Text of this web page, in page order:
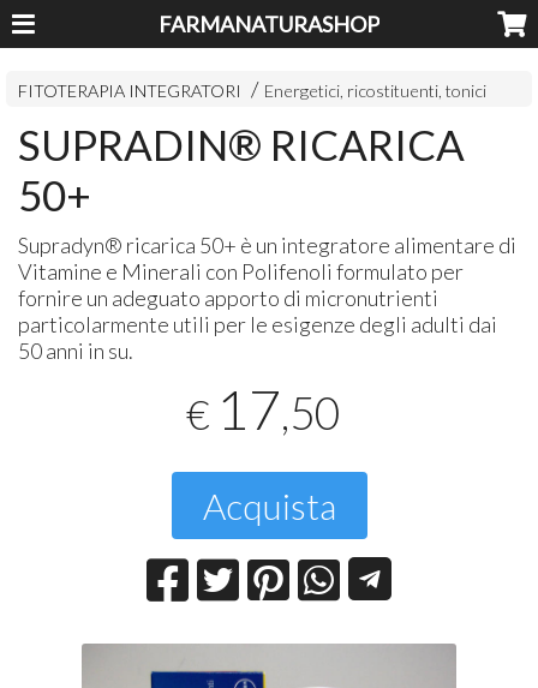
FARMANATURASHOP
FITOTERAPIA INTEGRATORI Energetici, ricostituenti, tonici
SUPRADIN® RICARICA
50+
Supradyn® ricarica 50+ è un integratore alimentare di
Vitamine e Minerali con Polifenoli formulato per
fornire un adeguato apporto di micronutrienti
particolarmente utili per le esigenze degli adulti dai
50 anni in su.
€ 17,50
Acquista